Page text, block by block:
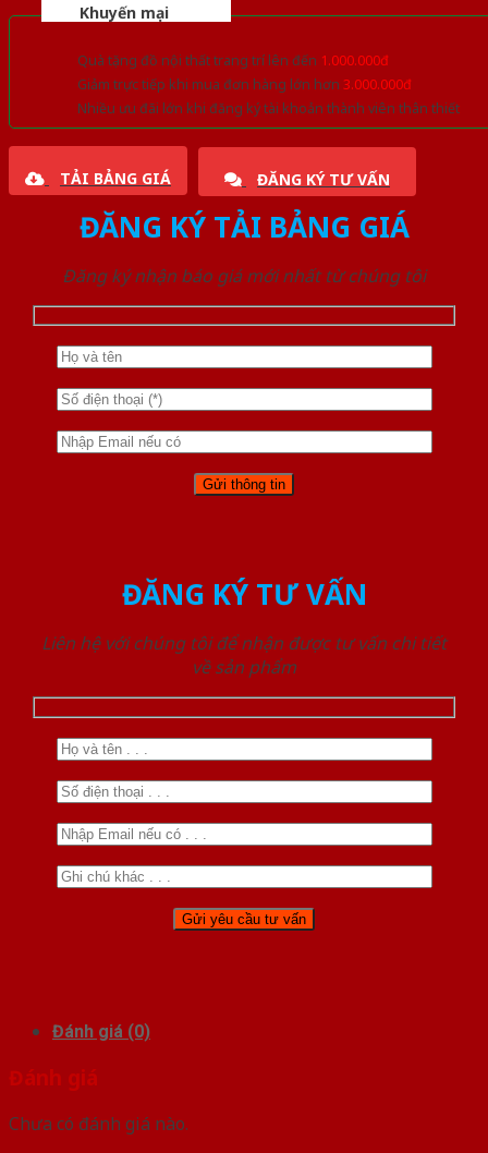
Khuyến mại
Quà tặng đồ nội thất trang trí lên đến 1.000.000đ
Giảm trực tiếp khi mua đơn hàng lớn hơn 3.000.000đ
Nhiều ưu đãi lớn khi đăng ký tài khoản thành viên thân thiết
TẢI BẢNG GIÁ ĐĂNG KÝ TƯ VẤN
ĐĂNG KÝ TẢI BẢNG GIÁ
Đăng ký nhận báo giá mới nhất từ chúng tôi
ĐĂNG KÝ TƯ VẤN
Liên hệ với chúng tôi để nhận được tư vấn chi tiết
về sản phẩm
Đánh giá (0)
Đánh giá
Chưa có đánh giá nào.